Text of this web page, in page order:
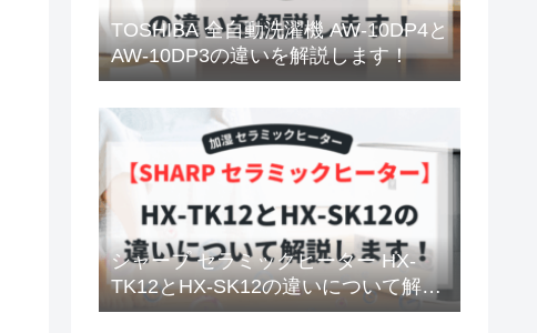
TOSHIBA 全自動洗濯機 AW-10DP4と
AW-10DP3の違いを解説します！
シャープ セラミックヒーター HX-
TK12とHX-SK12の違いについて解説
します！